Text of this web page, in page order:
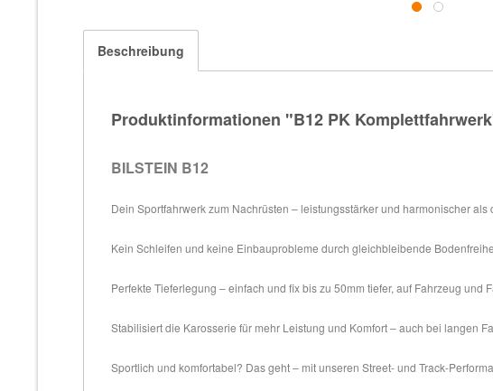
Beschreibung
Produktinformationen "B12 PK
BILSTEIN B12
Dein Sportfahrwerk zum Nachrüsten – leistungsstärker und harmonischer
Kein Schleifen und keine Einbauprobleme durch gleichbleibende
Perfekte Tieferlegung – einfach und fix bis zu 50mm tiefer, auf Fahrzeug und
Stabilisiert die Karosserie für mehr Leistung und Komfort – auch bei langen
Sportlich und komfortabel? Das geht – mit unseren Street- und Track-